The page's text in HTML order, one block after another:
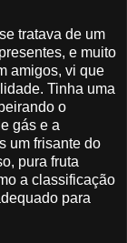
tratava de um
e muito
amigos, vi que
Tinha uma
o
gás e a
um frisante do
pura fruta
a classificação
para